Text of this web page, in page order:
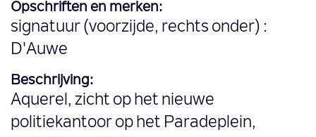
Opschriften en merken:
signatuur (voorzijde, rechts onder) :
D'Auwe
Beschrijving:
Aquerel, zicht op het nieuwe
politiekantoor op het Paradeplein,